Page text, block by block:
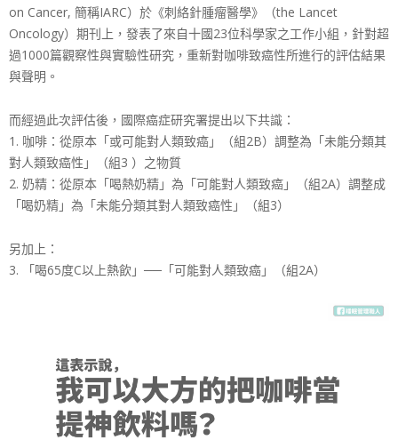
on Cancer, 簡稱IARC）於《刺絡針腫瘤醫學》（the Lancet
Oncology）期刊上，發表了來自十國23位科學家之工作小組，針對超
過1000篇觀察性與實驗性研究，重新對咖啡致癌性所進行的評估結果
與聲明。
而經過此次評估後，國際癌症研究署提出以下共識：
1. 咖啡：從原本「或可能對人類致癌」（組2B）調整為「未能分類其
對人類致癌性」（組3 ）之物質
2. 奶精：從原本「喝熱奶精」為「可能對人類致癌」（組2A）調整成
「喝奶精」為「未能分類其對人類致癌性」（組3）
另加上：
3. 「喝65度C以上熱飲」──「可能對人類致癌」（組2A）